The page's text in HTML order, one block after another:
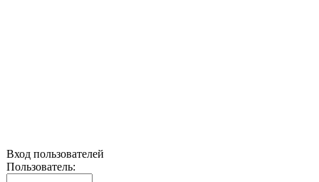
Вход пользователей
Пользователь: